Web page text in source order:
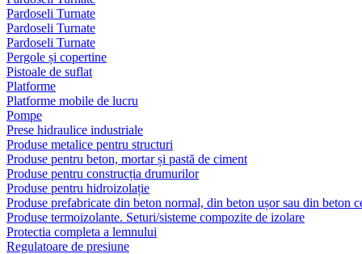
Pardoseli Turnate
Pardoseli Turnate
Pardoseli Turnate
Pergole și copertine
Pistoale de suflat
Platforme
Platforme mobile de lucru
Pompe
Prese hidraulice industriale
Produse metalice pentru structuri
Produse pentru beton, mortar și pastă de ciment
Produse pentru construcția drumurilor
Produse pentru hidroizolație
Produse prefabricate din beton normal, din beton ușor sau din beton
Produse termoizolante. Seturi/sisteme compozite de izolare
Protectia completa a lemnului
Regulatoare de presiune